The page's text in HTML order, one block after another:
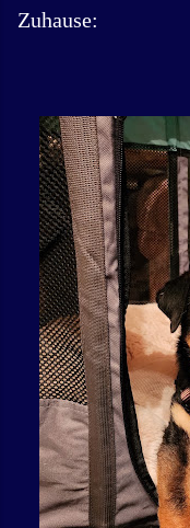
Zuhause: